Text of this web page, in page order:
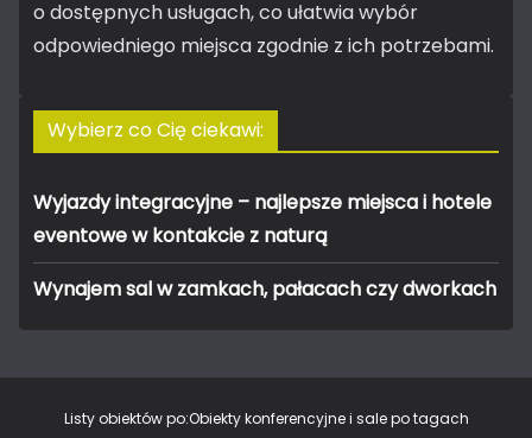
o dostępnych usługach, co ułatwia wybór
odpowiedniego miejsca zgodnie z ich potrzebami.
Wybierz co Cię ciekawi:
Wyjazdy integracyjne – najlepsze miejsca i hotele
eventowe w kontakcie z naturą
Wynajem sal w zamkach, pałacach czy dworkach
Listy obiektów po:Obiekty konferencyjne i sale po tagach